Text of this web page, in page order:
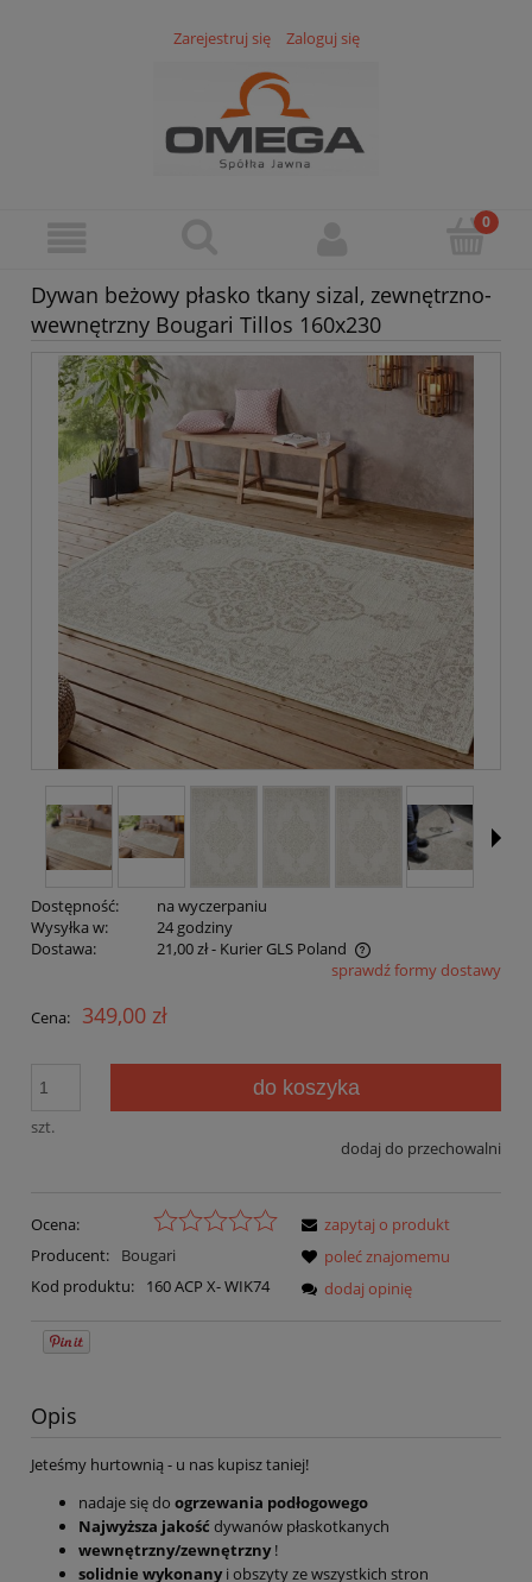
Zarejestruj się Zaloguj się
Dywan beżowy płasko tkany sizal, zewnętrzno-
wewnętrzny Bougari Tillos 160x230
Dostępność:
na wyczerpaniu
Wysyłka w:
24 godziny
Dostawa:
21,00 zł- Kurier GLS Poland
Cena nie zawiera ewentualnych kosztów płatnościsprawdź formy dostawy
Cena: 349,00 zł
szt.
do koszyka
dodaj do przechowalni
Ocena:
Producent:
Bougari
Kod produktu:
160 ACP X- WIK74
zapytaj o produkt
poleć znajomemu
dodaj opinię
Opis
Jeteśmy hurtownią - u nas kupisz taniej!
nadaje się do ogrzewania podłogowego
Najwyższa jakość dywanów płaskotkanych
wewnętrzny/zewnętrzny!
solidnie wykonanyi obszyty ze wszystkich stron